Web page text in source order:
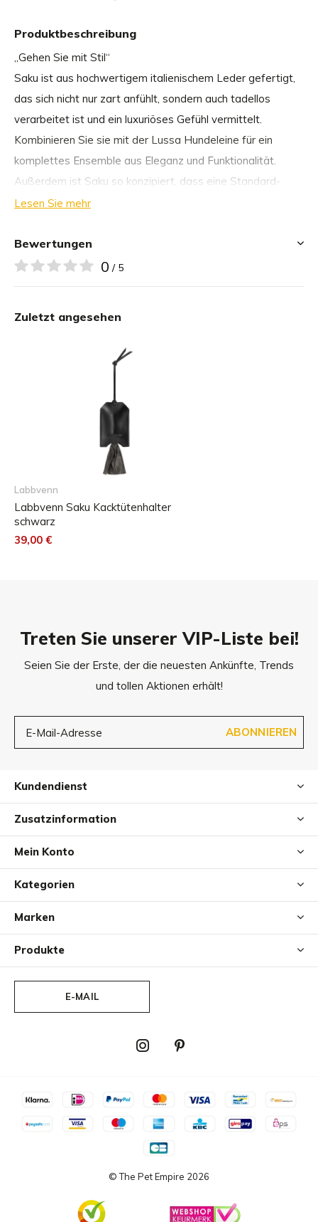
Produktbeschreibung
„Gehen Sie mit Stil“
Saku ist aus hochwertigem italienischem Leder gefertigt,
das sich nicht nur zart anfühlt, sondern auch tadellos
verarbeitet ist und ein luxuriöses Gefühl vermittelt.
Kombinieren Sie sie mit der Lussa Hundeleine für ein
komplettes Ensemble aus Eleganz und Funktionalität.
Außerdem ist Saku so konzipiert, dass eine Standard-
Taschenrolle darin Platz findet, was ihn zu einem
Unser Engagement für Nachhaltigkeit zeigt sich im
natürlichen Gerbungsprozess des Leders, bei dem
pflanzliche Gerbstoffe verwendet und auf schädliche
der nachhaltigen Entwicklung und der ständigen
Verbesserung unserer Produkte verschrieben, damit Sie
mit Stil gehen und gleichzeitig die Umwelt schonen können.
Abmessungen des Produkts:
Lesen Sie mehr
Bewertungen
0 / 5
Zuletzt angesehen
Labbvenn
Labbvenn Saku Kacktütenhalter
schwarz
39,00 €
Treten Sie unserer VIP-Liste bei!
Seien Sie der Erste, der die neuesten Ankünfte, Trends
und tollen Aktionen erhält!
ABONNIEREN
Kundendienst
Zusatzinformation
Mein Konto
Kategorien
Marken
Produkte
E-MAIL
© The Pet Empire 2026